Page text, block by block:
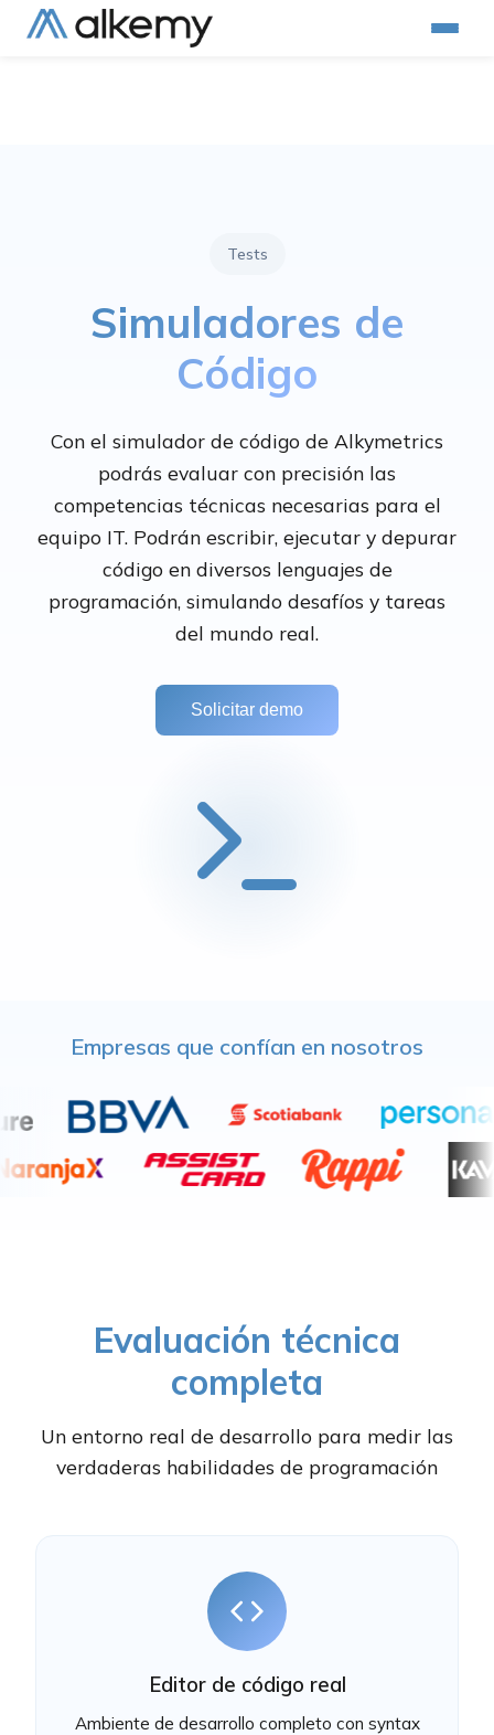
Tests
Simuladores de
Código
Con el simulador de código de Alkymetrics
podrás evaluar con precisión las
competencias técnicas necesarias para el
equipo IT. Podrán escribir, ejecutar y depurar
código en diversos lenguajes de
programación, simulando desafíos y tareas
del mundo real.
Solicitar demo
Empresas que confían en nosotros
Evaluación técnica
completa
Un entorno real de desarrollo para medir las
verdaderas habilidades de programación
Editor de código real
Ambiente de desarrollo completo con syntax